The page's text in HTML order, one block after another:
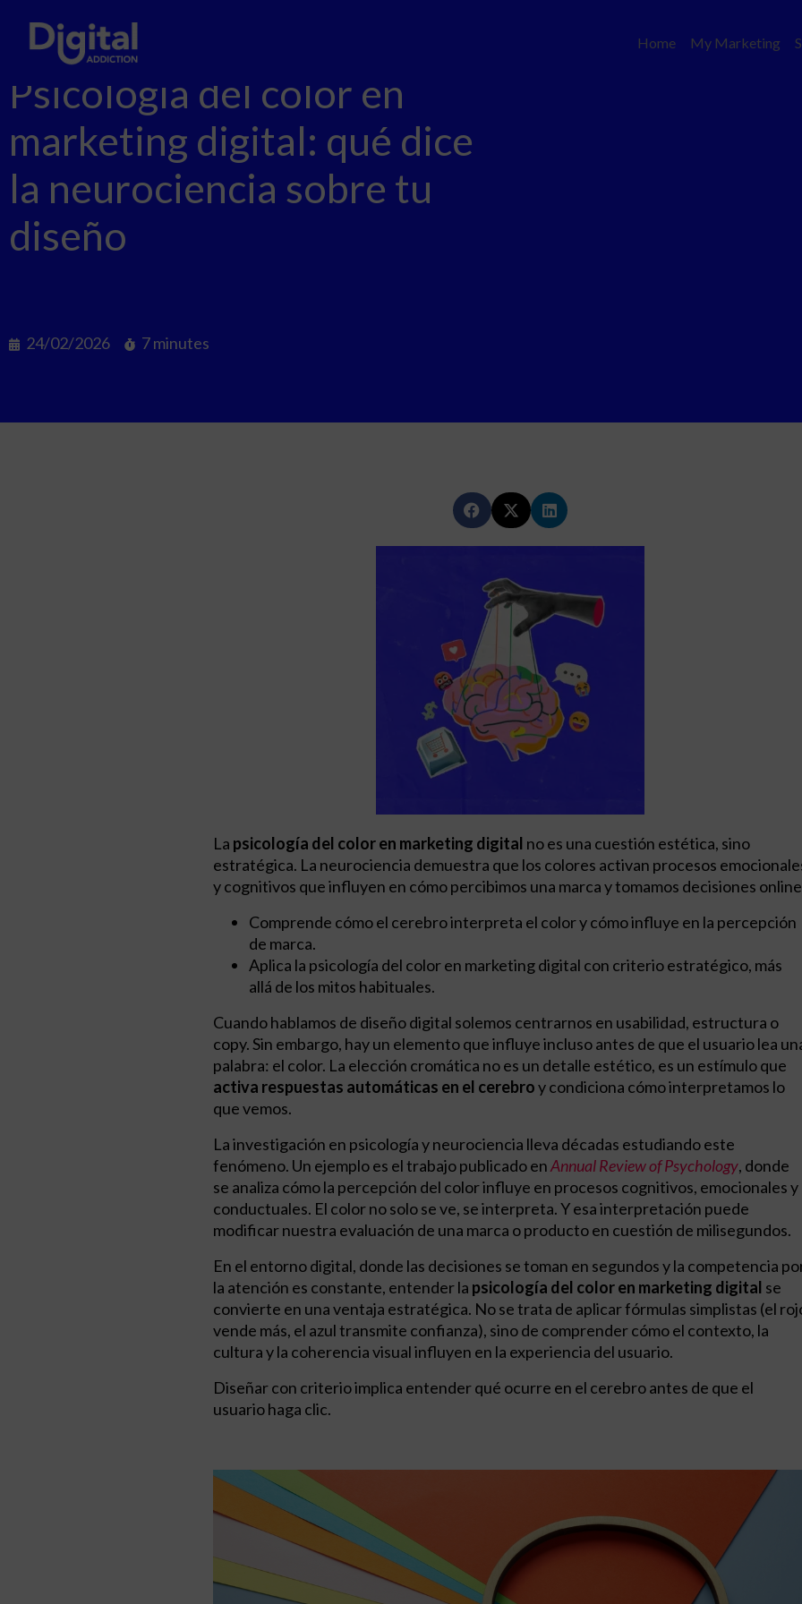
Home My Marketing
Psicología del color en
marketing digital: qué dice
la neurociencia sobre tu
diseño
24/02/2026 7 minutes
La psicología del color en marketing digital no es una cuestión estética, sino
estratégica. La neurociencia demuestra que los colores activan procesos
y cognitivos que influyen en cómo percibimos una marca y tomamos decisiones
Comprende cómo el cerebro interpreta el color y cómo influye en la percepción
de marca.
Aplica la psicología del color en marketing digital con criterio estratégico, más
allá de los mitos habituales.
Cuando hablamos de diseño digital solemos centrarnos en usabilidad, estructura o
copy. Sin embargo, hay un elemento que influye incluso antes de que el usuario lea
palabra: el color. La elección cromática no es un detalle estético, es un estímulo que
activa respuestas automáticas en el cerebroy condiciona cómo interpretamos lo
que vemos.
La investigación en psicología y neurociencia lleva décadas estudiando este
fenómeno. Un ejemplo es el trabajo publicado enAnnual Review of Psychology, donde
se analiza cómo la percepción del color influye en procesos cognitivos, emocionales y
conductuales. El color no solo se ve, se interpreta. Y esa interpretación puede
modificar nuestra evaluación de una marca o producto en cuestión de milisegundos.
En el entorno digital, donde las decisiones se toman en segundos y la competencia
la atención es constante, entender la psicología del color en marketing digital se
convierte en una ventaja estratégica. No se trata de aplicar fórmulas simplistas (el
vende más, el azul transmite confianza), sino de comprender cómo el contexto, la
cultura y la coherencia visual influyen en la experiencia del usuario.
Diseñar con criterio implica entender qué ocurre en el cerebro antes de que el
usuario haga clic.